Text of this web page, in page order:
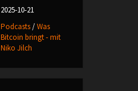
2025-10-21
Podcasts/Was
Bitcoin bringt - mit
Niko Jilch